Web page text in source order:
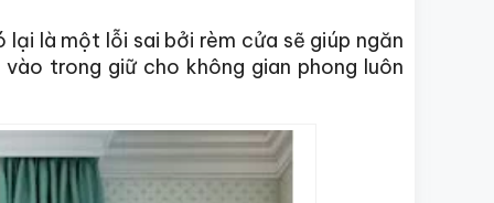
lại là một lỗi sai bởi rèm cửa sẽ giúp ngăn
trong giữ cho không gian phong luôn